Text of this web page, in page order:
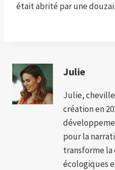
était abrité par une
Julie
Julie,
création en
pour la
transforme
écologiques